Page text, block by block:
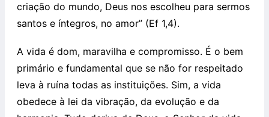
criação do mundo, Deus nos escolheu para sermos
santos e íntegros, no amor” (Ef 1,4).
A vida é dom, maravilha e compromisso. É o bem
primário e fundamental que se não for respeitado
leva à ruína todas as instituições. Sim, a vida
obedece à lei da vibração, da evolução e da